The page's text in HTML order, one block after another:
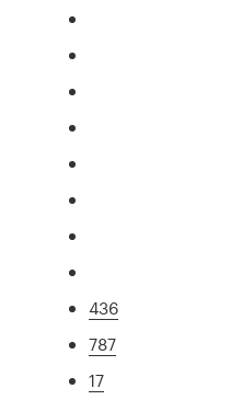
436
787
17